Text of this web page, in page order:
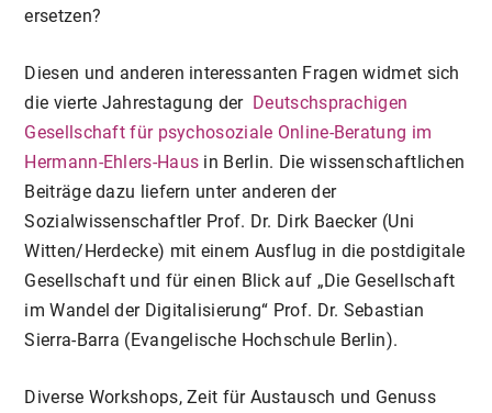
ersetzen?
Diesen und anderen interessanten Fragen widmet sich
die vierte Jahrestagung der Deutschsprachigen
Gesellschaft für psychosoziale Online-Beratung im
Hermann-Ehlers-Haus in Berlin. Die wissenschaftlichen
Beiträge dazu liefern unter anderen der
Sozialwissenschaftler Prof. Dr. Dirk Baecker (Uni
Witten/Herdecke) mit einem Ausflug in die postdigitale
Gesellschaft und für einen Blick auf „Die Gesellschaft
im Wandel der Digitalisierung“ Prof. Dr. Sebastian
Sierra-Barra (Evangelische Hochschule Berlin).
Diverse Workshops, Zeit für Austausch und Genuss